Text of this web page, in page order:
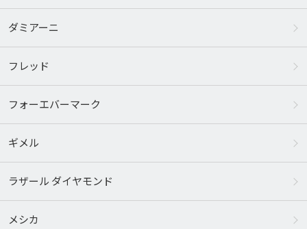
ダミアーニ
フレッド
フォーエバーマーク
ギメル
ラザール ダイヤモンド
メシカ